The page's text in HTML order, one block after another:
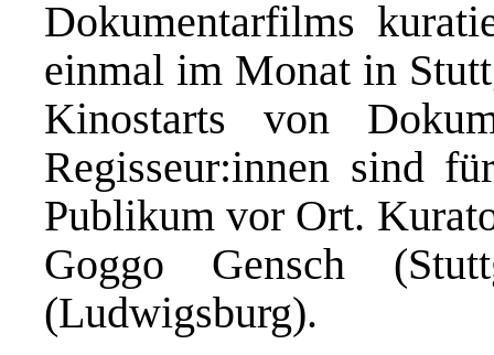
Dokumentarfilms
einmal im Monat in
Kinostarts von
Regisseur:innen sind
Publikum vor Ort.
Goggo Gensch
(Ludwigsburg).